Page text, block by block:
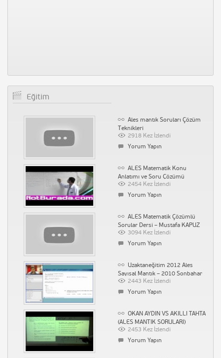
Eğitim
Ales mantık Soruları Çözüm
Teknikleri
2918 Kez İzlendi
Yorum Yapın
ALES Matematik Konu
Anlatımı ve Soru Çözümü
2454 Kez İzlendi
Yorum Yapın
ALES Matematik Çözümlü
Sorular Dersi – Mustafa KAPUZ
3094 Kez İzlendi
Yorum Yapın
Uzaktaneğitim 2012 Ales
Sayısal Mantık – 2010 Sonbahar
Çözümleri
2443 Kez İzlendi
Yorum Yapın
OKAN AYDIN VS AKILLI TAHTA
(ALES MANTIK SORULARI)
2453 Kez İzlendi
Yorum Yapın